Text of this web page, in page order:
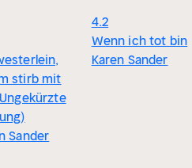
stirb mit
Sander
4.2
Wenn ich tot bin
Karen Sander